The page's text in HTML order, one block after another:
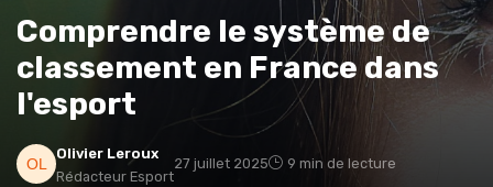
Comprendre le système de
classement en France dans
l'esport
Olivier Leroux
Rédacteur Esport
27 juillet 2025 9 min de lecture